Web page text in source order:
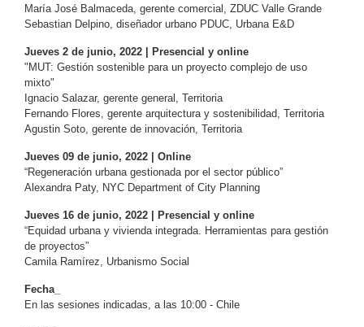
María José Balmaceda, gerente comercial, ZDUC Valle Grande
Sebastian Delpino, diseñador urbano PDUC, Urbana E&D
Jueves 2 de junio, 2022 | Presencial y online
"MUT: Gestión sostenible para un proyecto complejo de uso
mixto"
Ignacio Salazar, gerente general, Territoria
Fernando Flores, gerente arquitectura y sostenibilidad, Territoria
Agustin Soto, gerente de innovación, Territoria
Jueves 09 de junio, 2022 | Online
“Regeneración urbana gestionada por el sector público”
Alexandra Paty, NYC Department of City Planning
Jueves 16 de junio, 2022 | Presencial y online
“Equidad urbana y vivienda integrada. Herramientas para gestión
de proyectos”
Camila Ramírez, Urbanismo Social
Fecha_
En las sesiones indicadas, a las 10:00 - Chile